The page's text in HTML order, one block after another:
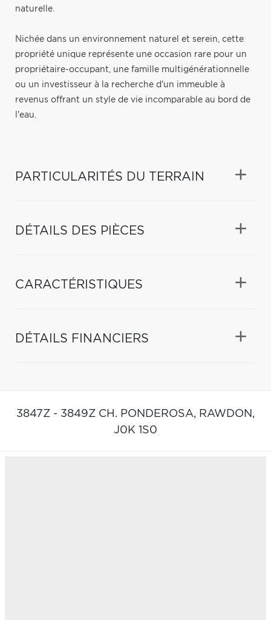
naturelle.
Nichée dans un environnement naturel et serein, cette
propriété unique représente une occasion rare pour un
propriétaire-occupant, une famille multigénérationnelle
ou un investisseur à la recherche d'un immeuble à
revenus offrant un style de vie incomparable au bord de
l'eau.
PARTICULARITÉS DU TERRAIN
DÉTAILS DES PIÈCES
CARACTÉRISTIQUES
DÉTAILS FINANCIERS
3847Z - 3849Z CH. PONDEROSA, RAWDON,
J0K 1S0